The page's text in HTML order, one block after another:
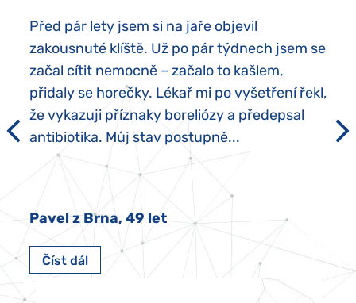
Před pár lety jsem si na jaře objevil
zakousnuté klíště. Už po pár týdnech jsem se
začal cítit nemocně – začalo to kašlem,
přidaly se horečky. Lékař mi po vyšetření řekl,
že vykazuji příznaky boreliózy a předepsal
antibiotika. Můj stav postupně...
Pavel z Brna, 49 let
Číst dál